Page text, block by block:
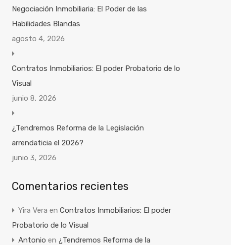
Negociación Inmobiliaria: El Poder de las
Habilidades Blandas
agosto 4, 2026
Contratos Inmobiliarios: El poder Probatorio de lo
Visual
junio 8, 2026
¿Tendremos Reforma de la Legislación
arrendaticia el 2026?
junio 3, 2026
Comentarios recientes
Yira Vera en Contratos Inmobiliarios: El poder
Probatorio de lo Visual
Antonio en ¿Tendremos Reforma de la